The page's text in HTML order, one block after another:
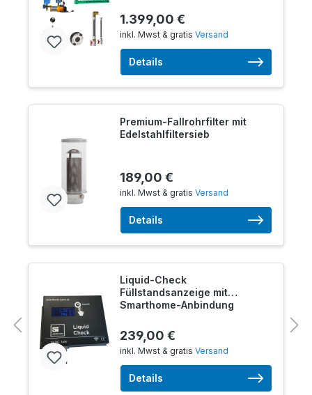
1.399,00 €
inkl. Mwst & gratis Versand
Details
Premium-Fallrohrfilter mit
Edelstahlfiltersieb
189,00 €
inkl. Mwst & gratis Versand
Details
Liquid-Check
Füllstandsanzeige mit
Smarthome-Anbindung
239,00 €
inkl. Mwst & gratis Versand
Details